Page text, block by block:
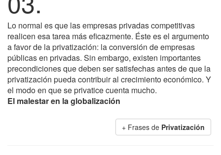
Lo normal es que las empresas privadas competitivas
realicen esa tarea más eficazmente. Éste es el argumento
a favor de la privatización: la conversión de empresas
públicas en privadas. Sin embargo, existen importantes
precondiciones que deben ser satisfechas antes de que la
privatización pueda contribuir al crecimiento económico. Y
el modo en que se privatice cuenta mucho.
El malestar en la globalización
+ Frases de Privatización